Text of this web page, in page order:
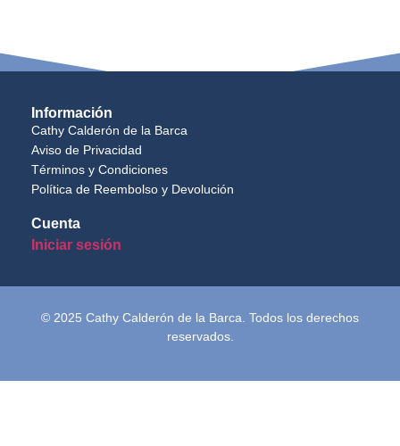
Información
Cathy Calderón de la Barca
Aviso de Privacidad
Términos y Condiciones
Política de Reembolso y Devolución
Cuenta
Iniciar sesión
© 2025 Cathy Calderón de la Barca. Todos los derechos
reservados.